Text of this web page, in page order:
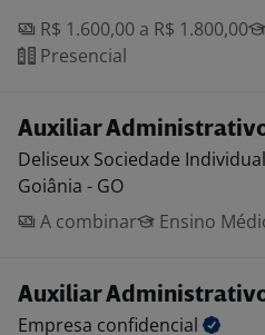
R$ 1.600,00 a R$ 1.800,00
Presencial
Auxiliar
Deliseux Sociedade
Goiânia - GO
A combinar
Ensino
Auxiliar
Empresa confidencial